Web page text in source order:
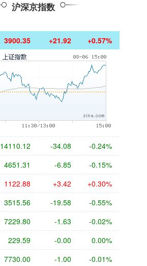
沪深京指数
3900.35 +21.92 +0.57%
14110.12 -34.08 -0.24%
4651.31 -6.85 -0.15%
1122.88 +3.42 +0.30%
3515.56 -19.58 -0.55%
7229.80 -1.63 -0.02%
229.59 -0.00 0.00%
7730.00 -1.00 -0.01%